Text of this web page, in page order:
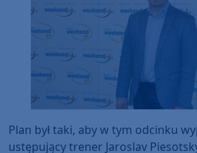
Plan był taki, aby w tym odcinku
ustępujący trener Jaroslav